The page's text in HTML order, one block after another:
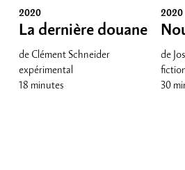
2020
La dernière douane
de Clément Schneider
expérimental
18 minutes
2020
de
30